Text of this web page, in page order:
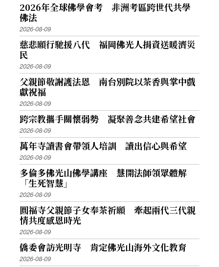
2026年全球佛學會考 非洲考區跨世代共學
佛法
2026-08-09
慈悲願行馳援八代 福岡佛光人捐資送暖濟災
民
2026-08-09
父親節敬謝護法恩 南台別院以茶香與掌中戲
獻祝福
2026-08-09
跨宗教攜手關懷弱勢 凝聚善念共建希望社會
2026-08-09
萬年寺讀書會帶領人培訓 讀出信心與希望
2026-08-09
多倫多佛光山佛學講座 慧開法師領眾體解
「生死智慧」
2026-08-09
圓福寺父親節子女奉茶祈願 牽起兩代三代親
情共度感恩時光
2026-08-09
僑委會訪光明寺 肯定佛光山海外文化教育
2026-08-09